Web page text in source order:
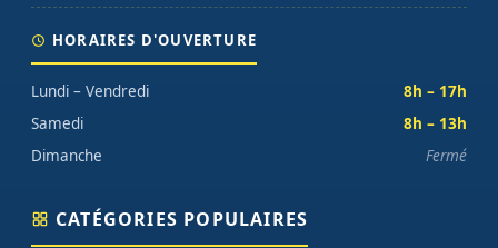
HORAIRES D'OUVERTURE
Lundi – Vendredi
8h – 17h
Samedi
8h – 13h
Dimanche
Fermé
CATÉGORIES POPULAIRES